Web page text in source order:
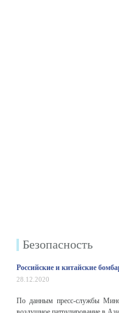
Безопаcность
Российские и китайские
28.12.2020
По данным пресс-службы